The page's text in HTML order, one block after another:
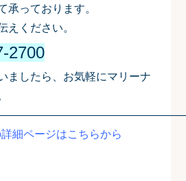
承っております。
えください。
2700
ましたら、お気軽にマリーナ
細ページはこちらから